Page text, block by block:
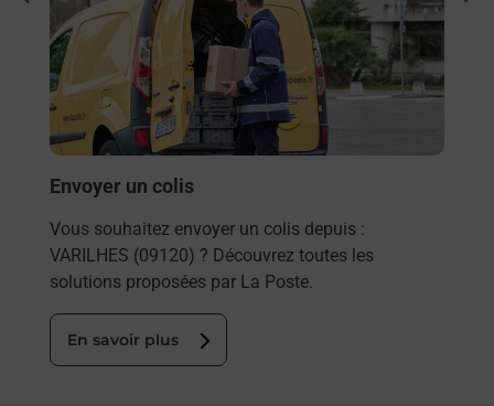
Envoyer un colis
Vous souhaitez envoyer un colis depuis :
VARILHES (09120) ? Découvrez toutes les
solutions proposées par La Poste.
En savoir plus